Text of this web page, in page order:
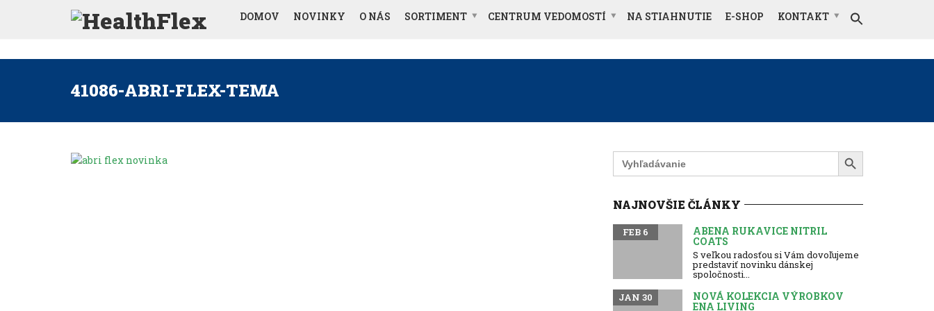
DOMOV NOVINKY O NÁS SORTIMENT CENTRUM VEDOMOSTÍ NA STIAHNUTIE E-SHOP KONTAKT
41086-ABRI-FLEX-TEMA
Search
for:
Search Button
NAJNOVŠIE ČLÁNKY
ABENA RUKAVICE NITRIL
COATS
FEB 6
S veľkou radosťou si Vám dovoľujeme
predstaviť novinku dánskej
spoločnosti...
NOVÁ KOLEKCIA VÝROBKOV
ENA LIVING
JAN 30